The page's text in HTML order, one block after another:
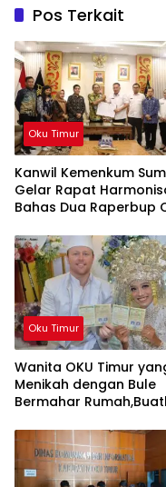
Pos Terkait
Oku Timur
Kanwil Kemenkum
Gelar Rapat
Bahas Dua Raperbup
samping menjadi lebih
menarik
Oku Timur
Wanita OKU Timur
Menikah dengan Bule
Bermahar
lebih menarik